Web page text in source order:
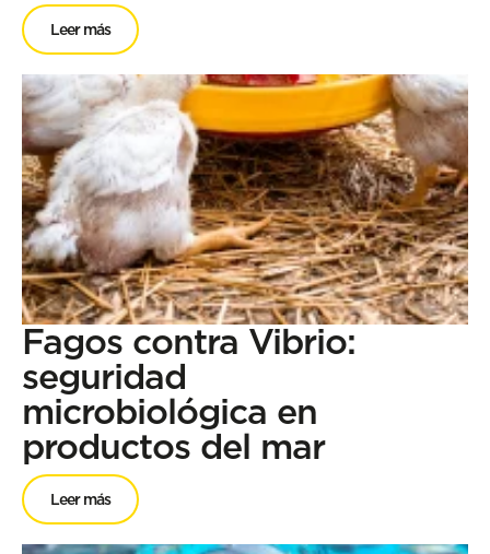
Leer más
Fagos contra Vibrio:
seguridad
microbiológica en
productos del mar
Leer más